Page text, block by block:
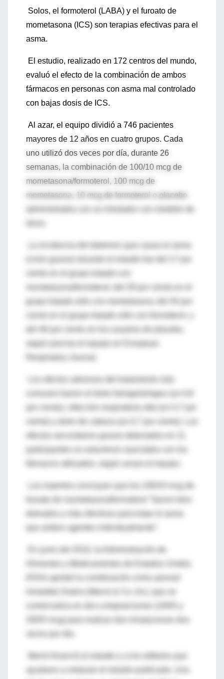
Solos, el formoterol (LABA) y el furoato de
mometasona (ICS) son terapias efectivas para el
asma.
El estudio, realizado en 172 centros del mundo,
evaluó el efecto de la combinación de ambos
fármacos en personas con asma mal controlado
con bajas dosis de ICS.
Al azar, el equipo dividió a 746 pacientes
mayores de 12 años en cuatro grupos. Cada
uno utilizó dos veces por día, durante 26
semanas, la combinación de 100/10 mcg de
mometasona/formoterol, 100 mcg de
mometasona, 10 mcg de formoterol o placebo
ciento en el grupo tratado con
grupo tratado sólo con mometasona; del 45 por
ciento en el grupo tratado sólo con formoterol, y
según precisa el equipo en European
comunes fueron el dolor faringolaríngeo (un 0,8
fármacos utilizados, según aclara el equipo.
que ambos agentes individualmente".
(FDA) aprobó la combinación como aerosol
comercializa en dos composiciones (100/5 y